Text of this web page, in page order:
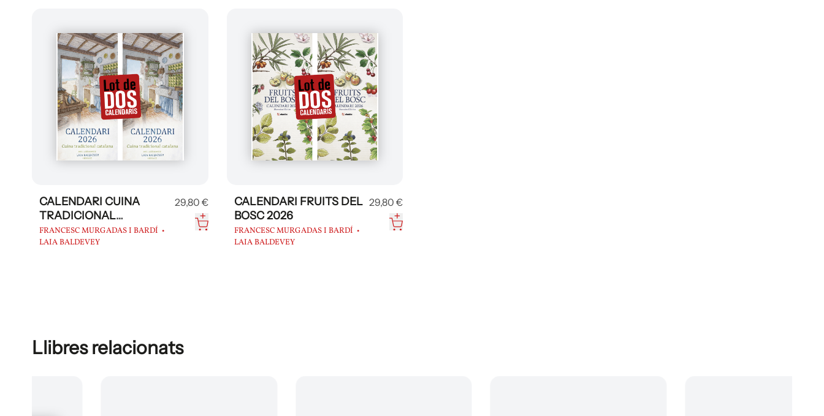
CALENDARI CUINA
TRADICIONAL
CATALANA 2026
FRANCESC MURGADAS I BARDÍ
LAIA BALDEVEY
29,80 €
CALENDARI FRUITS DEL
BOSC 2026
FRANCESC MURGADAS I BARDÍ
LAIA BALDEVEY
29,80 €
Llibres relacionats